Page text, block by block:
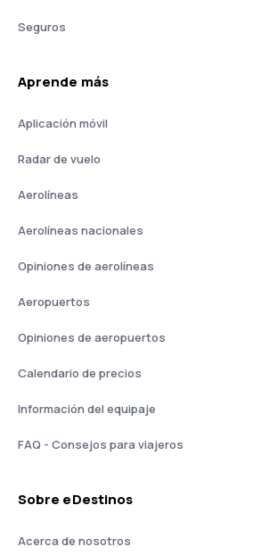
Seguros
Aprende más
Aplicación móvil
Radar de vuelo
Aerolíneas
Aerolíneas nacionales
Opiniones de aerolíneas
Aeropuertos
Opiniones de aeropuertos
Calendario de precios
Información del equipaje
FAQ - Consejos para viajeros
Sobre eDestinos
Acerca de nosotros